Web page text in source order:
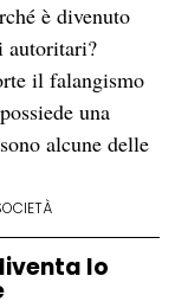
è divenuto
autoritari?
il falangismo
una
alcune delle
lo